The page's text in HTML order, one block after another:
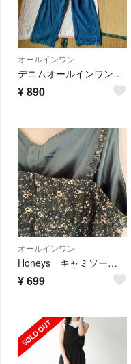
オールインワン
デニムオールインワン Sサイズ
¥890
オールインワン
Honeys キャミソールオールインワン 花柄 ボタニカル 匿名配送
¥699